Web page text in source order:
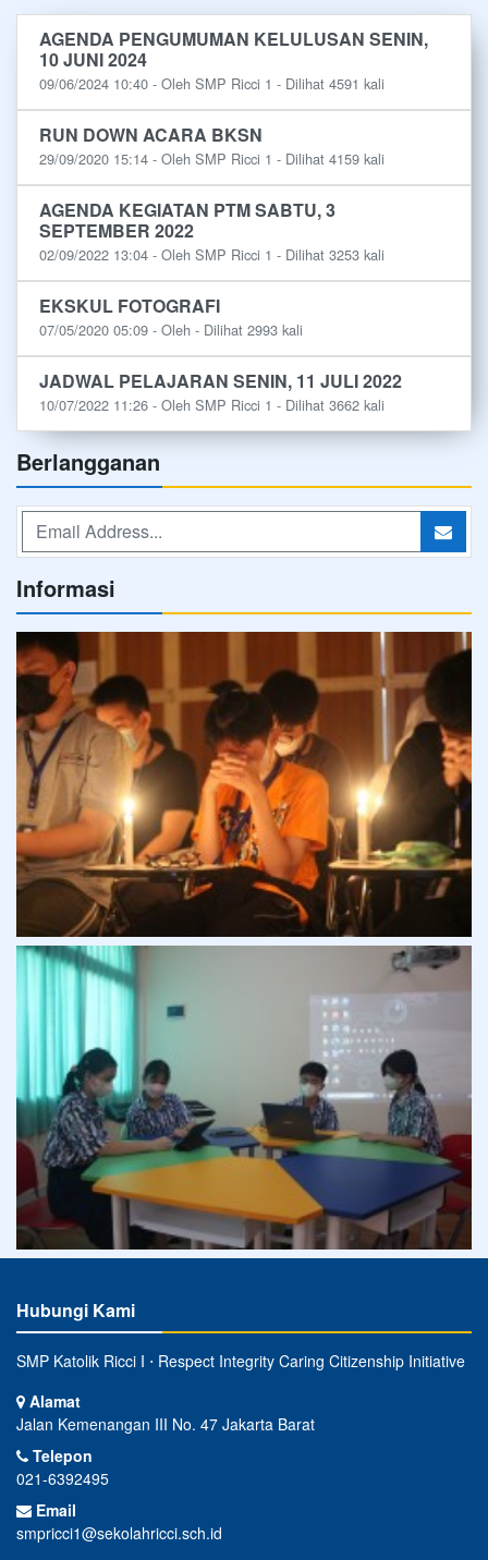
AGENDA PENGUMUMAN KELULUSAN SENIN,
10 JUNI 2024
09/06/2024 10:40 - Oleh SMP Ricci 1 - Dilihat 4591 kali
RUN DOWN ACARA BKSN
29/09/2020 15:14 - Oleh SMP Ricci 1 - Dilihat 4159 kali
AGENDA KEGIATAN PTM SABTU, 3
SEPTEMBER 2022
02/09/2022 13:04 - Oleh SMP Ricci 1 - Dilihat 3253 kali
EKSKUL FOTOGRAFI
07/05/2020 05:09 - Oleh - Dilihat 2993 kali
JADWAL PELAJARAN SENIN, 11 JULI 2022
10/07/2022 11:26 - Oleh SMP Ricci 1 - Dilihat 3662 kali
Berlangganan
Informasi
Hubungi Kami
SMP Katolik Ricci I ⋅ Respect Integrity Caring Citizenship Initiative
Alamat
Jalan Kemenangan III No. 47 Jakarta Barat
Telepon
021-6392495
Email
smpricci1@sekolahricci.sch.id